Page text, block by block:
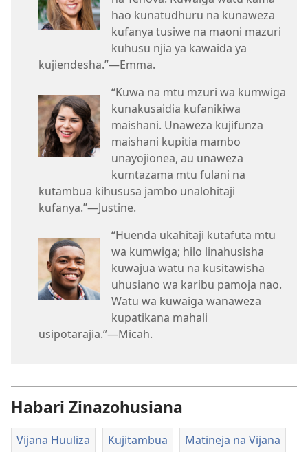
hao kunatudhuru na kunaweza
kufanya tusiwe na maoni mazuri
kuhusu njia ya kawaida ya
kujiendesha.”​—Emma.
“Kuwa na mtu mzuri wa kumwiga
kunakusaidia kufanikiwa
maishani. Unaweza kujifunza
maishani kupitia mambo
unayojionea, au unaweza
kumtazama mtu fulani na
kutambua kihususa jambo unalohitaji
kufanya.”​—Justine.
“Huenda ukahitaji kutafuta mtu
wa kumwiga; hilo linahusisha
kuwajua watu na kusitawisha
uhusiano wa karibu pamoja nao.
Watu wa kuwaiga wanaweza
kupatikana mahali
usipotarajia.”—Micah.
Habari Zinazohusiana
Vijana Huuliza Kujitambua Matineja na Vijana